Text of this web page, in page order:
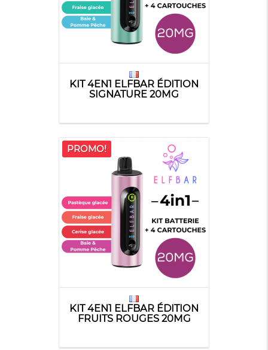
KIT 4EN1 ELFBAR ÉDITION
SIGNATURE 20MG
PROMO!
KIT 4EN1 ELFBAR ÉDITION
FRUITS ROUGES 20MG